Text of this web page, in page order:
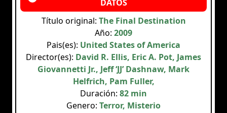
Título original: The Final Destination
Año: 2009
Pais(es): United States of America
Director(es): David R. Ellis, Eric A. Pot, James
Giovannetti Jr., Jeff ‘JJ’ Dashnaw, Mark
Helfrich, Pam Fuller,
Duración: 82 min
Genero: Terror, Misterio